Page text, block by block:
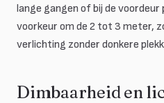
lange gangen of bij de voordeur
voorkeur om de 2 tot 3 meter,
verlichting zonder donkere
Dimbaarheid en